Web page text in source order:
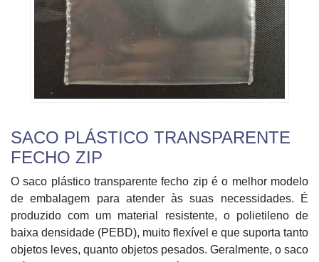
SACO PLÁSTICO TRANSPARENTE
FECHO ZIP
O saco plástico transparente fecho zip é o melhor modelo
de embalagem para atender às suas necessidades. É
produzido com um material resistente, o polietileno de
baixa densidade (PEBD), muito flexível e que suporta tanto
objetos leves, quanto objetos pesados. Geralmente, o saco